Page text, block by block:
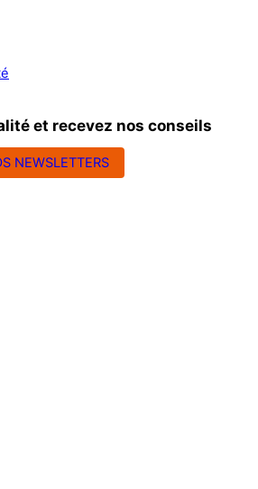
et recevez nos conseils
NEWSLETTERS